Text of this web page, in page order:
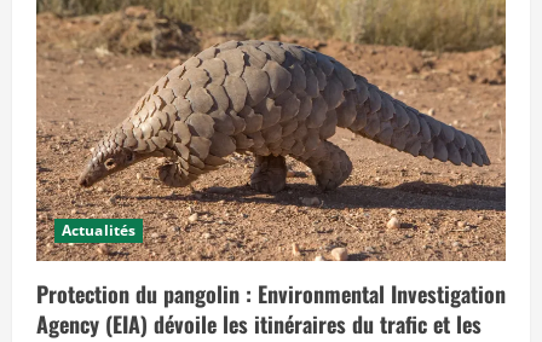
c
i
p
a
l
Actualités
Protection du pangolin : Environmental Investigation
Agency (EIA) dévoile les itinéraires du trafic et les